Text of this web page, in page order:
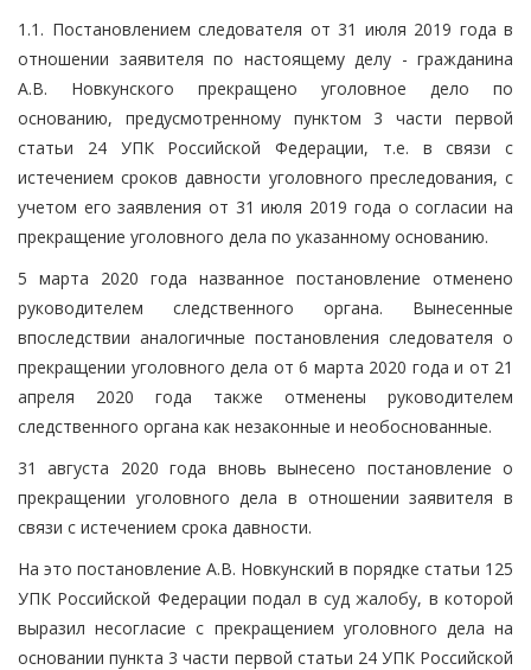
1.1. Постановлением следователя от 31 июля 2019 года в
отношении заявителя по настоящему делу - гражданина
А.В. Новкунского прекращено уголовное дело по
основанию, предусмотренному пунктом 3 части первой
статьи 24 УПК Российской Федерации, т.е. в связи с
истечением сроков давности уголовного преследования, с
учетом его заявления от 31 июля 2019 года о согласии на
прекращение уголовного дела по указанному основанию.
5 марта 2020 года названное постановление отменено
руководителем следственного органа. Вынесенные
впоследствии аналогичные постановления следователя о
прекращении уголовного дела от 6 марта 2020 года и от 21
апреля 2020 года также отменены руководителем
следственного органа как незаконные и необоснованные.
31 августа 2020 года вновь вынесено постановление о
прекращении уголовного дела в отношении заявителя в
связи с истечением срока давности.
На это постановление А.В. Новкунский в порядке статьи 125
УПК Российской Федерации подал в суд жалобу, в которой
выразил несогласие с прекращением уголовного дела на
основании пункта 3 части первой статьи 24 УПК Российской